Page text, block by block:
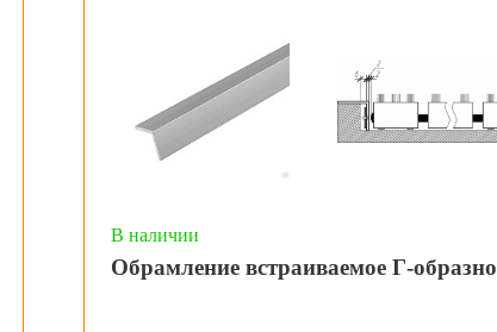
В наличии
Обрамление встраиваемое Г-